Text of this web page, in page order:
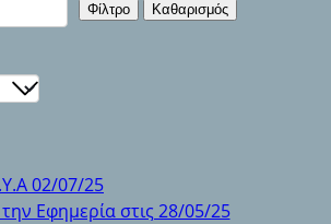
Φίλτρο Καθαρισμός
02/07/25
Εφημερία στις 28/05/25